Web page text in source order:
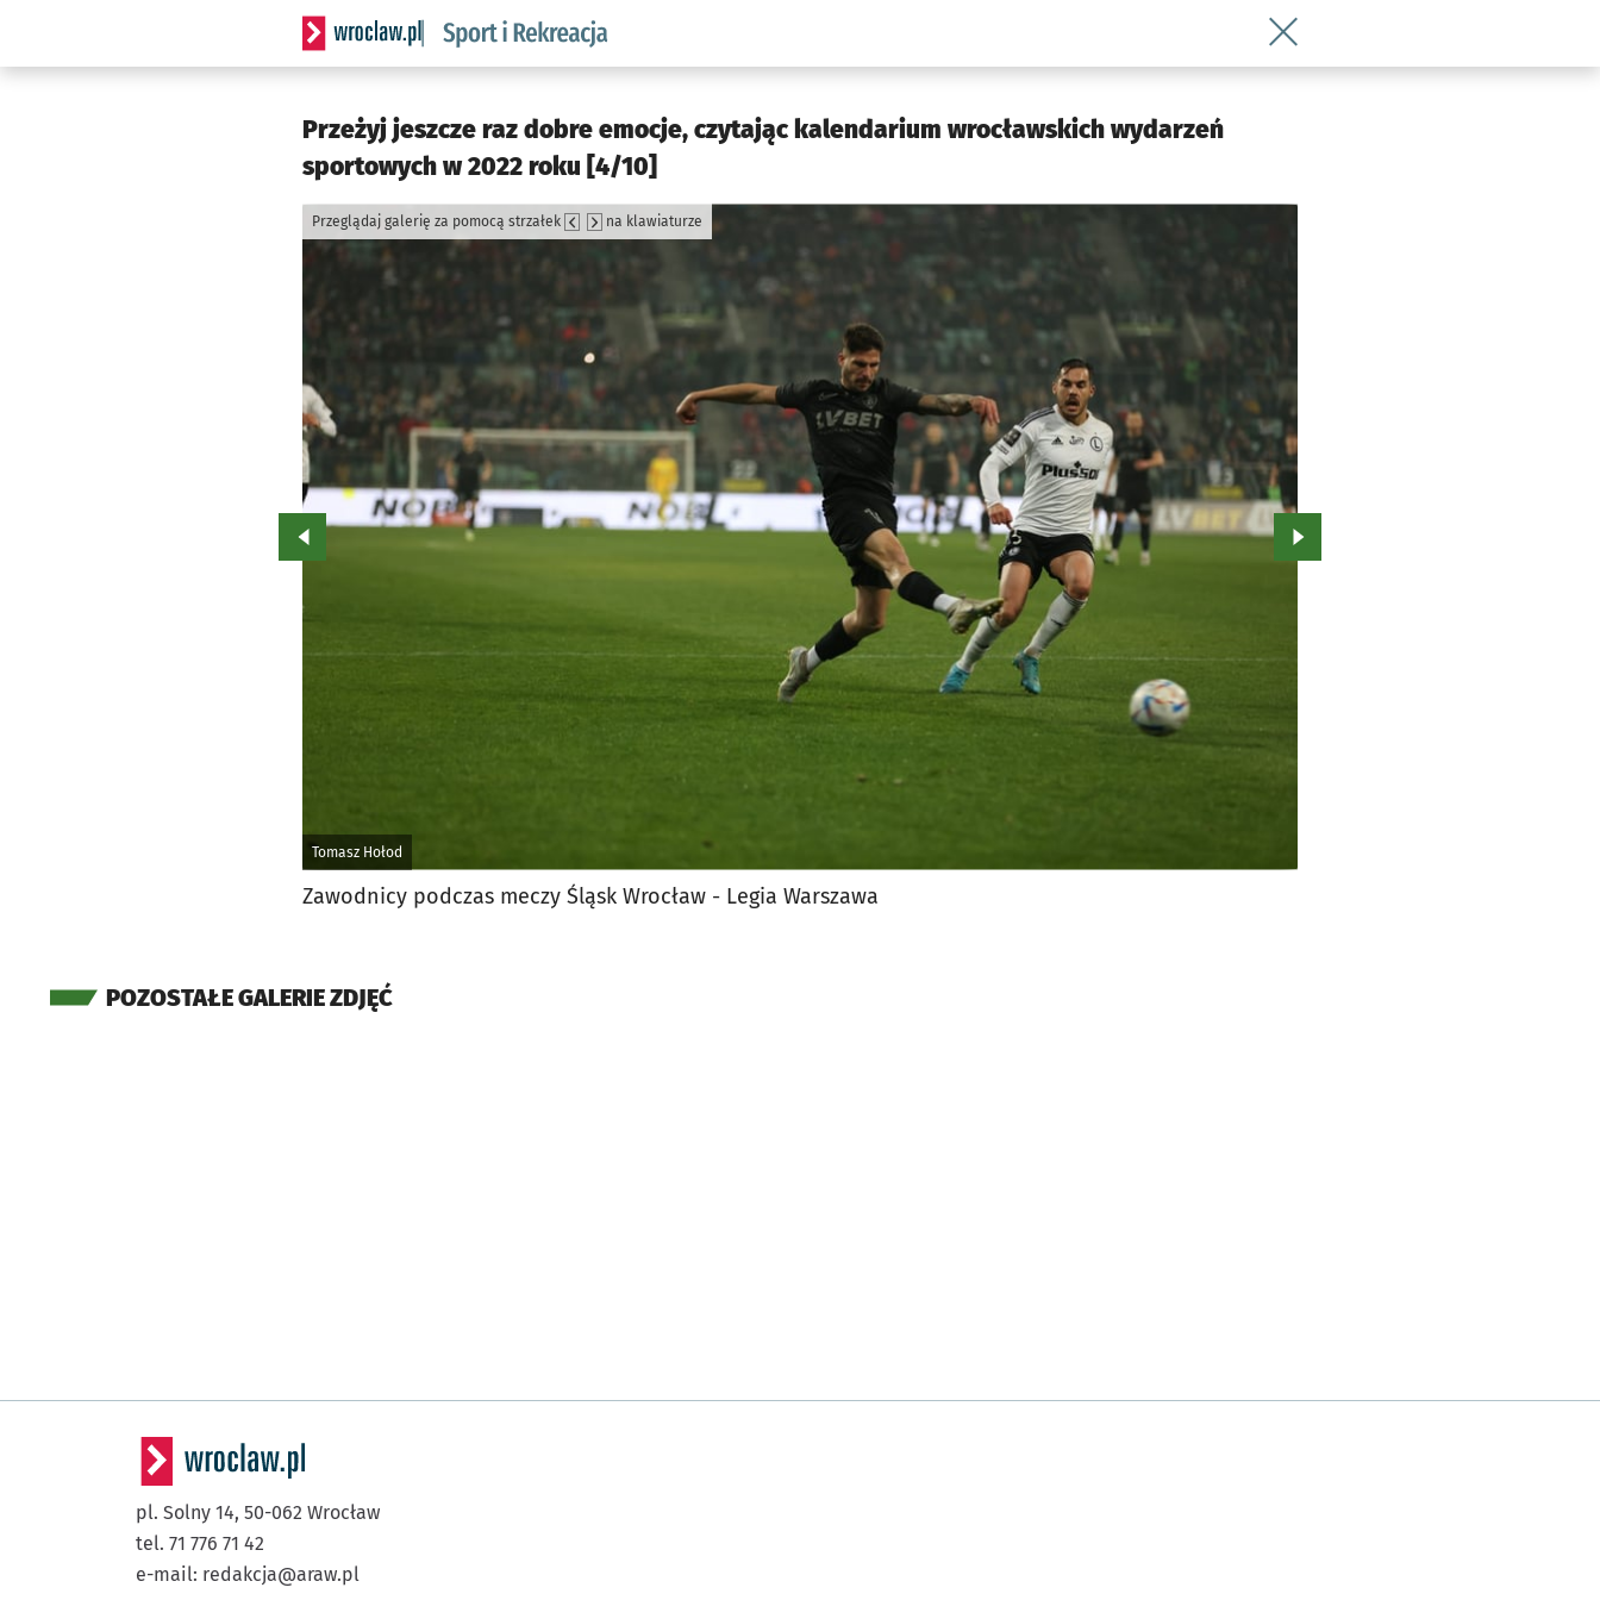
Serwis informacyjny wroclaw.pl podserwis: Sport i rekreacja
Wróć do artykułu Przeżyj jeszcze raz
Przeżyj jeszcze raz dobre emocje, czytając kalendarium wrocławskich wydarzeń
sportowych w 2022 roku [4/10]
Tomasz Hołod
Przeglądaj galerię za pomocą strzałek na klawiaturze
Przejdź do poprzedniego zdjęcia. Przejdź do kolejnego zdjęcia.
Zawodnicy podczas meczy Śląsk Wrocław - Legia Warszawa
POZOSTAŁE GALERIE ZDJĘĆ
pl. Solny 14, 50-062 Wrocław
tel. 71 776 71 42
e-mail: redakcja@araw.pl